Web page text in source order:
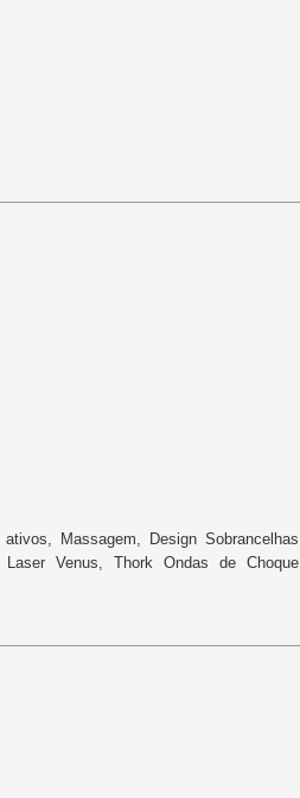
Massagem, Design Sobrancelhas,
Laser Venus, Thork Ondas de Choque,